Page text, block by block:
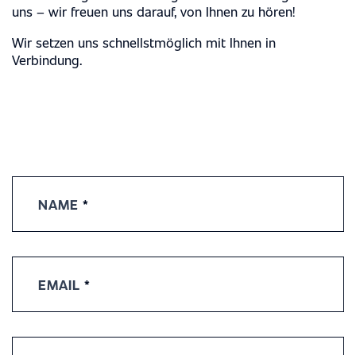
uns – wir freuen uns darauf, von Ihnen zu hören!
Wir setzen uns schnellstmöglich mit Ihnen in
Verbindung.
NAME*
EMAIL*